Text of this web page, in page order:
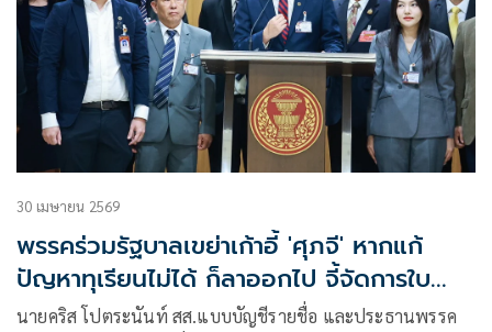
30 เมษายน 2569
พรรคร่วมรัฐบาลเขย่าเก้าอี้ 'ศุภจี' หากแก้
ปัญหาทุเรียนไม่ได้ ก็ลาออกไป จี้จัดการใบ
อนุญาตส่งออก
นายคริส โปตระนันท์ สส.แบบบัญชีรายชื่อ และประธานพรรค